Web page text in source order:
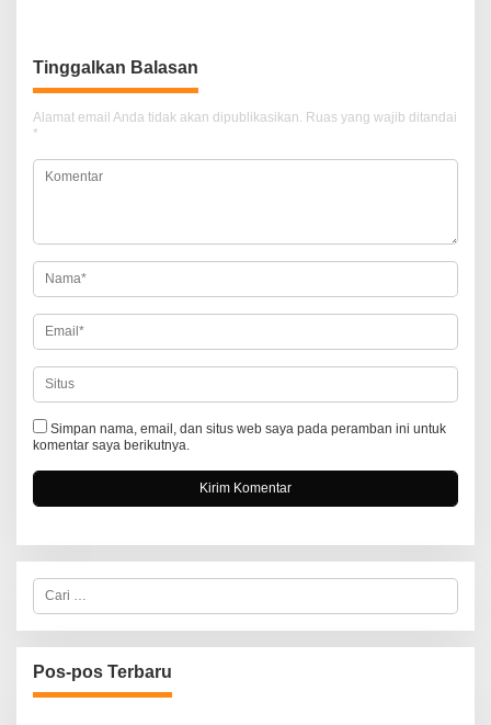
a
s
i
p
s
Tinggalkan Balasan
Alamat email Anda tidak akan dipublikasikan. Ruas yang wajib ditandai
*
Simpan nama, email, dan situs web saya pada peramban ini untuk
komentar saya berikutnya.
C
r
i
u
n
u
Pos-pos Terbaru